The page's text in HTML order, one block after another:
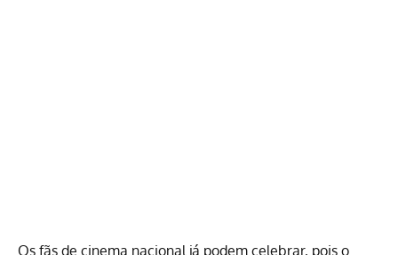
Os fãs de cinema nacional já podem celebrar, pois o